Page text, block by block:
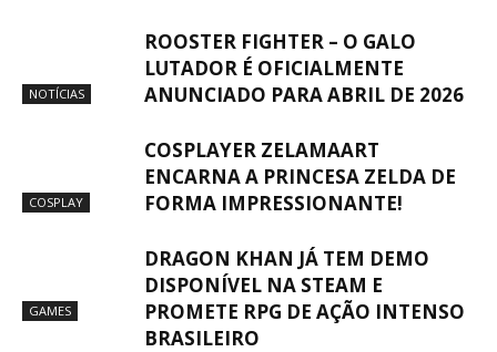
NOTÍCIAS
ROOSTER FIGHTER – O GALO
LUTADOR É OFICIALMENTE
ANUNCIADO PARA ABRIL DE 2026
COSPLAY
COSPLAYER ZELAMAART
ENCARNA A PRINCESA ZELDA DE
FORMA IMPRESSIONANTE!
GAMES
DRAGON KHAN JÁ TEM DEMO
DISPONÍVEL NA STEAM E
PROMETE RPG DE AÇÃO INTENSO
BRASILEIRO